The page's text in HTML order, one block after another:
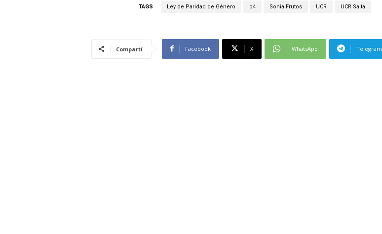
TAGS Ley de Paridad de Género p4 Sonia Frutos UCR UCR Salta
Compartí Facebook X WhatsApp Telegram